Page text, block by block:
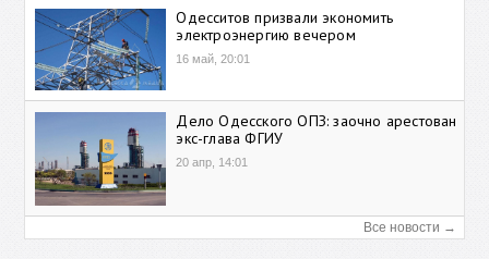
Одесситов призвали экономить
электроэнергию вечером
16 май, 20:01
Дело Одесского ОПЗ: заочно арестован
экс-глава ФГИУ
20 апр, 14:01
Все новости →